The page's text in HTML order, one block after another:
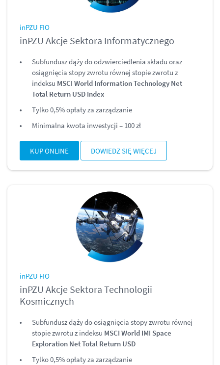
inPZU FIO
inPZU Akcje Sektora Informatycznego
Subfundusz dąży do odzwierciedlenia składu oraz
osiągnięcia stopy zwrotu równej stopie zwrotu z
indeksu MSCI World Information Technology Net
Total Return USD Index
Tylko 0,5% opłaty za zarządzanie
Minimalna kwota inwestycji – 100 zł
KUP ONLINE DOWIEDZ SIĘ WIĘCEJ
inPZU FIO
inPZU Akcje Sektora Technologii
Kosmicznych
Subfundusz dąży do osiągnięcia stopy zwrotu równej
stopie zwrotu z indeksu MSCI World IMI Space
Exploration Net Total Return USD
Tylko 0,5% opłaty za zarządzanie